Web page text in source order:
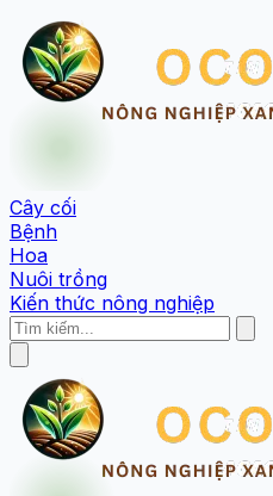
Cây cối
Bệnh
Hoa
Nuôi trồng
Kiến thức nông nghiệp